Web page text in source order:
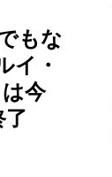
もな
イ・
今